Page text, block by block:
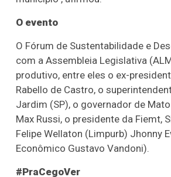
O evento
O Fórum de Sustentabilidade e
com a Assembleia Legislativa
produtivo, entre eles o ex-
Rabello de Castro, o
Jardim (SP), o governador de
Max Russi, o presidente da Fiemt,
Felipe Wellaton (Limpurb) Jhonny
Econômico Gustavo Vandoni).
#PraCegoVer